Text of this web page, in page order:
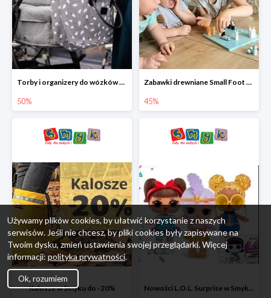
Torby i organizery do wózków w Smyku do -50%
50%
Zabawki drewniane Small Foot do -45%
45%
Kalosze w Smyku do -20% Nowości L.O.L. Surprise w Smyku do -45%
Używamy plików cookies, by ułatwić korzystanie z naszych
serwisów. Jeśli nie chcesz, by pliki cookies były zapisywane na
Twoim dysku, zmień ustawienia swojej przeglądarki. Więcej
informacji: polityka prywatności.
Ok, rozumiem